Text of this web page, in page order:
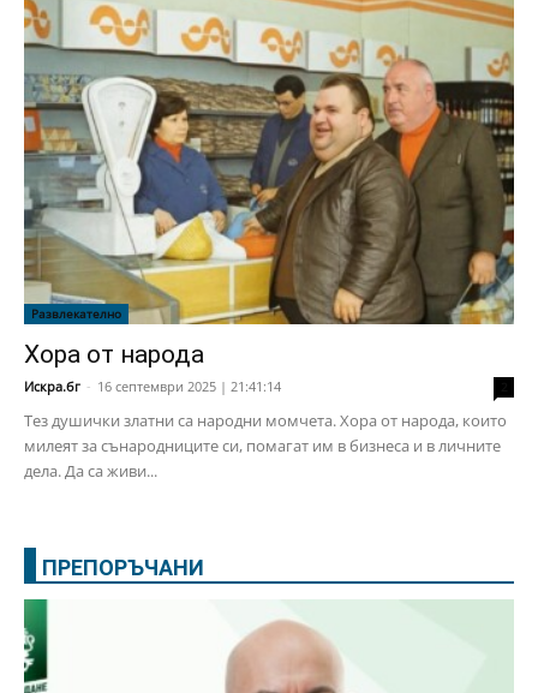
Развлекателно
Хора от народа
Искра.бг - 16 септември 2025 | 21:41:14
Тез душички златни са народни момчета. Хора от народа, които
милеят за сънародниците си, помагат им в бизнеса и в личните
дела. Да са живи...
ПРЕПОРЪЧАНИ